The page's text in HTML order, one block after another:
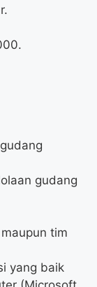
.
gudang
tim
yang baik